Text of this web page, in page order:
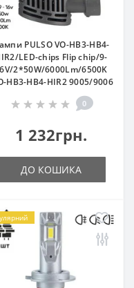
PULSO VO-HB3-HB4-
LED-chips Flip chip/9-
2*50W/6000Lm/6500K
HB3-HB4-HIR2 9005/9006
0
1 232грн.
ДО КОШИКА